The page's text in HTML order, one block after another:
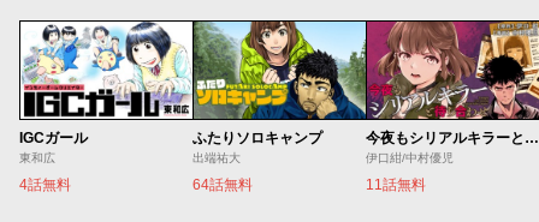
IGCガール
東和広
4話無料
ふたりソロキャンプ
出端祐大
64話無料
今夜もシリアルキラーと待ち合わせ
伊口紺/中村優児
11話無料